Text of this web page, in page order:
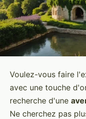
Voulez-vous faire
avec une touche
recherche d'une
Ne cherchez pas